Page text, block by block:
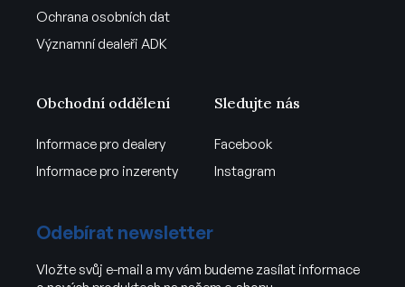
Ochrana osobních dat
Významní dealeři ADK
Obchodní oddělení
Informace pro dealery
Informace pro inzerenty
Sledujte nás
Facebook
Instagram
Odebírat newsletter
Vložte svůj e-mail a my vám budeme zasílat informace